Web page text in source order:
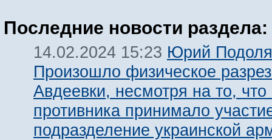
Последние новости раздела:
14.02.2024 15:23 Юрий
Произошло физическое
Авдеевки, несмотря на то, что
противника принимало
подразделение украинской